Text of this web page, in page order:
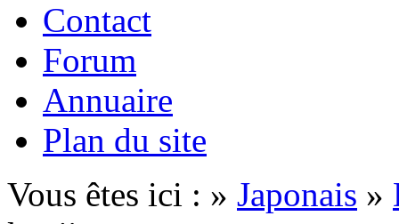
Contact
Forum
Annuaire
Plan du site
Vous êtes ici : » Japonais »